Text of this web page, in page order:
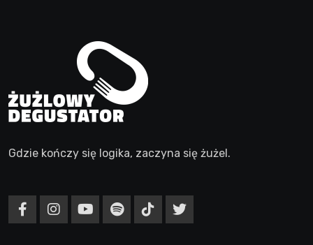
Gdzie kończy się logika, zaczyna się żużel.